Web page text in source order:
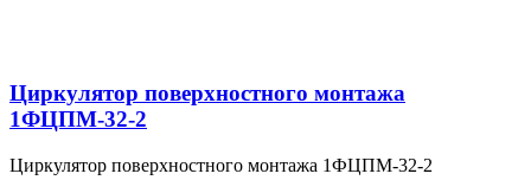
Циркулятор поверхностного монтажа
1ФЦПМ-32-2
Циркулятор поверхностного монтажа 1ФЦПМ-32-2